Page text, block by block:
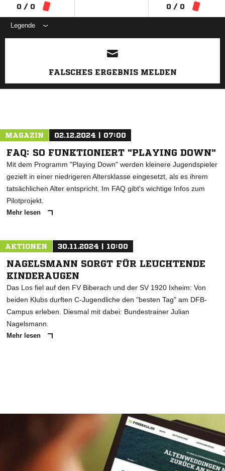
0 / 0 0 / 0
Legende
ANZEIGE
FALSCHES ERGEBNIS MELDEN
MAGAZIN 02.12.2024 | 07:00
FAQ: SO FUNKTIONIERT "PLAYING DOWN"
Mit dem Programm "Playing Down" werden kleinere Jugendspieler
gezielt in einer niedrigeren Altersklasse eingesetzt, als es ihrem
tatsächlichen Alter entspricht. Im FAQ gibt's wichtige Infos zum
Pilotprojekt.
Mehr lesen
AKTIONEN 30.11.2024 | 10:00
NAGELSMANN SORGT FÜR LEUCHTENDE
KINDERAUGEN
Das Los fiel auf den FV Biberach und der SV 1920 Ixheim: Von
beiden Klubs durften C-Jugendliche den "besten Tag" am DFB-
Campus erleben. Diesmal mit dabei: Bundestrainer Julian
Nagelsmann.
Mehr lesen